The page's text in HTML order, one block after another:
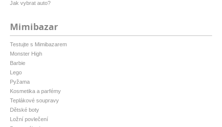
Jak vybrat auto?
Mimibazar
Testujte s Mimibazarem
Monster High
Barbie
Lego
Pyžama
Kosmetika a parfémy
Teplákové soupravy
Dětské boty
Ložní povlečení